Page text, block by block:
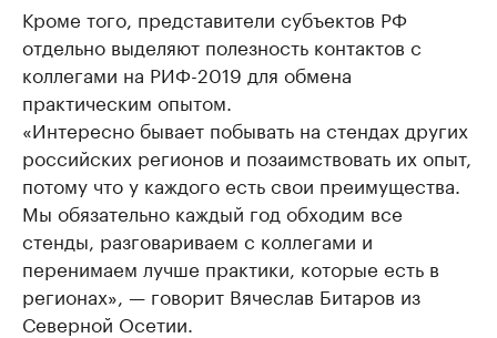
Кроме того, представители субъектов РФ
отдельно выделяют полезность контактов с
коллегами на РИФ-2019 для обмена
практическим опытом.
«Интересно бывает побывать на стендах других
российских регионов и позаимствовать их опыт,
потому что у каждого есть свои преимущества.
Мы обязательно каждый год обходим все
стенды, разговариваем с коллегами и
перенимаем лучше практики, которые есть в
регионах», — говорит Вячеслав Битаров из
Северной Осетии.